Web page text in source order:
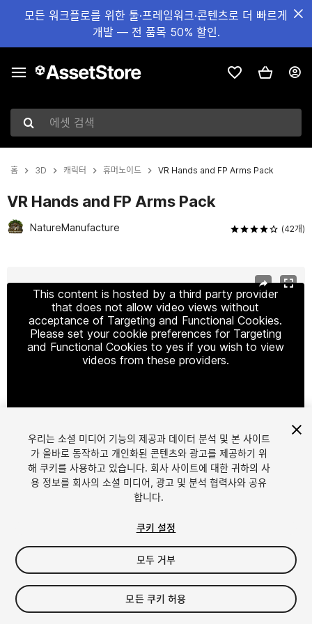
모든 워크플로를 위한 툴·프레임워크·콘텐츠로 더 빠르게
개발 — 전 품목 50% 할인.
에셋 검색
홈 3D 캐릭터 휴머노이드 VR Hands and FP Arms Pack
VR Hands and FP Arms Pack
NatureManufacture (42개)
This content is hosted by a third party provider
that does not allow video views without
acceptance of Targeting and Functional Cookies.
Please set your cookie preferences for Targeting
and Functional Cookies to yes if you wish to view
videos from these providers.
1/7
$10
세금/부가세는 결제 시 반영됩니다.
우리는 소셜 미디어 기능의 제공과 데이터 분석 및 본 사이트
가 올바로 동작하고 개인화된 콘텐츠와 광고를 제공하기 위
해 쿠키를 사용하고 있습니다. 회사 사이트에 대한 귀하의 사
용 정보를 회사의 소셜 미디어, 광고 및 분석 협력사와 공유
합니다.
쿠키 설정
모두 거부
모든 쿠키 허용